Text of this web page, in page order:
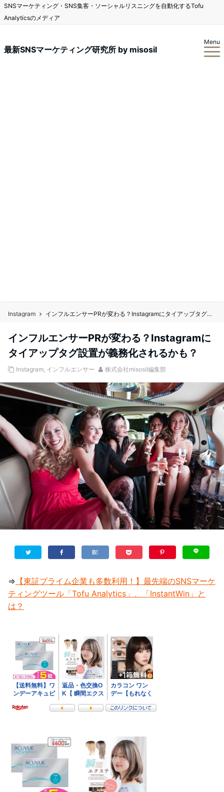
SNSマーケティング・SNS集客・ソーシャルリスニングを自動化するTofu
Analyticsのメディア
最新SNSマーケティング研究所 by misosil
Menu
Instagram インフルエンサーPRが変わる？Instagramにタイアップタグ設置が義務化されるかも？
インフルエンサーPRが変わる？Instagramに
タイアップタグ設置が義務化されるかも？
Instagram, インフルエンサー 株式会社misosil編集部
⇒ 【東証プライム企業も多数利用！】最先端のSNSマーケ
ティングツール「Tofu Analytics」、「InstantWin」と
は？